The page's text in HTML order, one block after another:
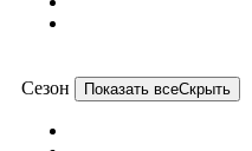
Сезон Показать всеСкрыть